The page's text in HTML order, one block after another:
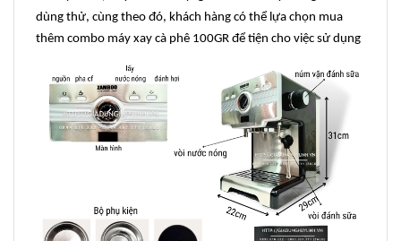
dùng thử, cùng theo đó, khách hàng có thể lựa chọn mua
thêm combo máy xay cà phê 100GR để tiện cho việc sử dụng